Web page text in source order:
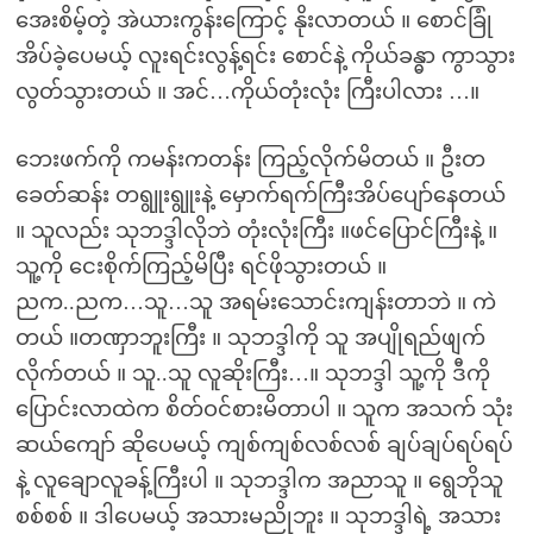
အေးစိမ့်တဲ့ အဲယားကွန်းကြောင့် နိုးလာတယ် ။ စောင်ခြုံ
အိပ်ခဲ့ပေမယ့် လူးရင်းလွန့်ရင်း စောင်နဲ့ ကိုယ်ခန္ဓာ ကွာသွား
လွတ်သွားတယ် ။ အင်…ကိုယ်တုံးလုံး ကြီးပါလား …။
ဘေးဖက်ကို ကမန်းကတန်း ကြည့်လိုက်မိတယ် ။ ဦးတ
ခေတ်ဆန်း တရွူးရွူးနဲ့ မှောက်ရက်ကြီးအိပ်ပျော်နေတယ်
။ သူလည်း သုဘဒ္ဒါလိုဘဲ တုံးလုံးကြီး ။ဖင်ပြောင်ကြီးနဲ့ ။
သူ့ကို ငေးစိုက်ကြည့်မိပြီး ရင်ဖိုသွားတယ် ။
ညက..ညက…သူ…သူ အရမ်းသောင်းကျန်းတာဘဲ ။ ကဲ
တယ် ။တဏှာဘူးကြီး ။ သုဘဒ္ဒါကို သူ အပျိုရည်ဖျက်
လိုက်တယ် ။ သူ..သူ လူဆိုးကြီး…။ သုဘဒ္ဒါ သူ့ကို ဒီကို
ပြောင်းလာထဲက စိတ်ဝင်စားမိတာပါ ။ သူက အသက် သုံး
ဆယ်ကျော် ဆိုပေမယ့် ကျစ်ကျစ်လစ်လစ် ချပ်ချပ်ရပ်ရပ်
နဲ့ လူချောလူခန့်ကြီးပါ ။ သုဘဒ္ဒါက အညာသူ ။ ရွေဘိုသူ
စစ်စစ် ။ ဒါပေမယ့် အသားမညိုဘူး ။ သုဘဒ္ဒါရဲ့ အသား